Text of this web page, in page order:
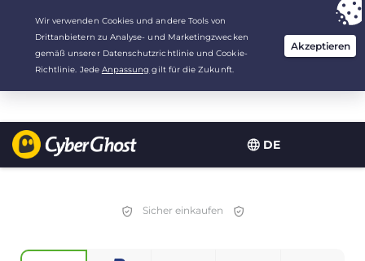
DE
Deine Wahl:Der beste Deal für 2.1666666666667 Jahre zu $
/Monat
Sicher einkaufen